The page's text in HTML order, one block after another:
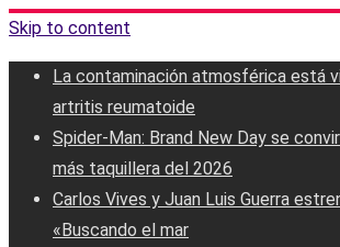
Skip to content
La contaminación atmosférica está
artritis reumatoide
Spider-Man: Brand New Day se
más taquillera del 2026
Carlos Vives y Juan Luis Guerra
«Buscando el mar